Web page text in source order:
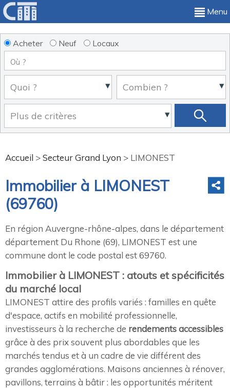
Menu
Acheter Neuf Locaux
Accueil >Secteur Grand Lyon > LIMONEST
Immobilier à LIMONEST
(69760)
En région Auvergne-rhône-alpes, dans le département
département Du Rhone (69), LIMONEST est une
commune dont le code postal est 69760.
Immobilier à LIMONEST : atouts et spécificités
du marché local
LIMONEST attire des profils variés : familles en quête
d'espace, actifs en mobilité professionnelle,
investisseurs à la recherche de rendements accessibles
grâce à des prix souvent plus abordables que les
marchés tendus et à un cadre de vie différent des
grandes agglomérations. Maisons anciennes à rénover,
pavillons, terrains à bâtir : les opportunités méritent